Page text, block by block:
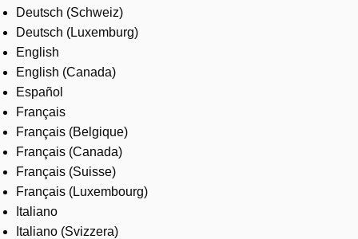
Where to buy
Contact us
Careers
Deutsch (Schweiz)
Deutsch (Luxemburg)
English
English (Canada)
Español
Français
Français (Belgique)
Français (Canada)
Français (Suisse)
Français (Luxembourg)
Italiano
Italiano (Svizzera)